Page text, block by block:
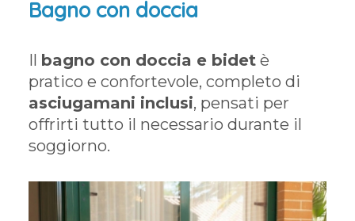
Bagno con doccia
Il bagno con doccia e bidetè
pratico e confortevole, completo di
asciugamani inclusi, pensati per
offrirti tutto il necessario durante il
soggiorno.